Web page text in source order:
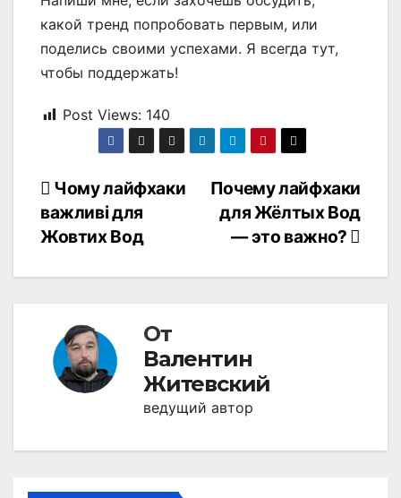
какой тренд попробовать первым, или
поделись своими успехами. Я всегда тут,
чтобы поддержать!
Post Views: 140
Навигация
по
Почему лайфхаки
для Жёлтых Вод
— это важно?
Чому лайфхаки
важливі для
Жовтих Вод
От
Валентин
Житевский
ведущий автор